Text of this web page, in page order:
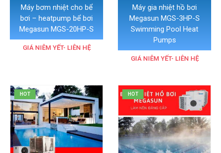
Máy bơm nhiệt cho bể
bơi – heatpump bể bơi
Megasun MGS-20HP-S
GIÁ NIÊM YẾT- LIÊN HỆ
Máy gia nhiệt hồ bơi
Megasun MGS-3HP-S
Swimming Pool Heat
Pumps
GIÁ NIÊM YẾT- LIÊN HỆ
HOT HOT